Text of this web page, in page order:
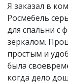
Я заказал в
Росмебель
для спальни с
зеркалом.
простым и
была
когда дело